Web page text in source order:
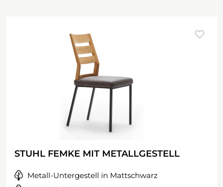
STUHL FEMKE MIT METALLGESTELL
Metall-Untergestell in Mattschwarz